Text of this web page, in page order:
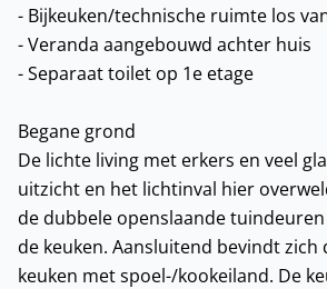
- Bijkeuken/technische ruimte los
- Veranda aangebouwd achter huis
- Separaat toilet op 1e etage
Begane grond
De lichte living met erkers en veel
uitzicht en het lichtinval hier
de dubbele openslaande
de keuken. Aansluitend bevindt zich
keuken met spoel-/kookeiland. De